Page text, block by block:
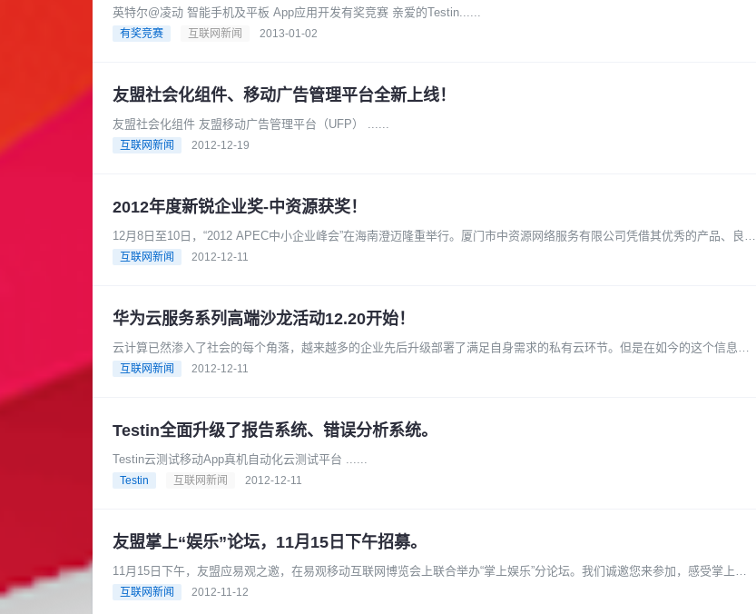
英特尔@凌动 智能手机及平板 App应用开发有奖竞赛 亲爱的Testin......
有奖竞赛 互联网新闻 2013-01-02
友盟社会化组件、移动广告管理平台全新上线！
友盟社会化组件 友盟移动广告管理平台（UFP） ......
互联网新闻 2012-12-19
2012年度新锐企业奖-中资源获奖！
12月8日至10日，“2012 APEC中小企业峰会”在海南澄迈隆重举行。厦门市中资源网络服务有限公司凭借其优秀的产品、良好
的服务质量及市场......
互联网新闻 2012-12-11
华为云服务系列高端沙龙活动12.20开始！
云计算已然渗入了社会的每个角落，越来越多的企业先后升级部署了满足自身需求的私有云环节。但是在如今的这个信息时
代，数据量正以几何速度在膨胀，为......
互联网新闻 2012-12-11
Testin全面升级了报告系统、错误分析系统。
Testin云测试移动App真机自动化云测试平台 ......
Testin 互联网新闻 2012-12-11
友盟掌上“娱乐”论坛，11月15日下午招募。
11月15日下午，友盟应易观之邀，在易观移动互联网博览会上联合举办“掌上娱乐”分论坛。我们诚邀您来参加，感受掌上娱
乐的强大魅力！ ......
互联网新闻 2012-11-12